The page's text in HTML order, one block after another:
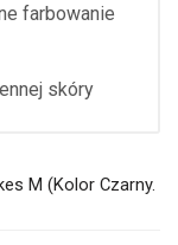
farbowanie
skóry
M (kolor Czarny.